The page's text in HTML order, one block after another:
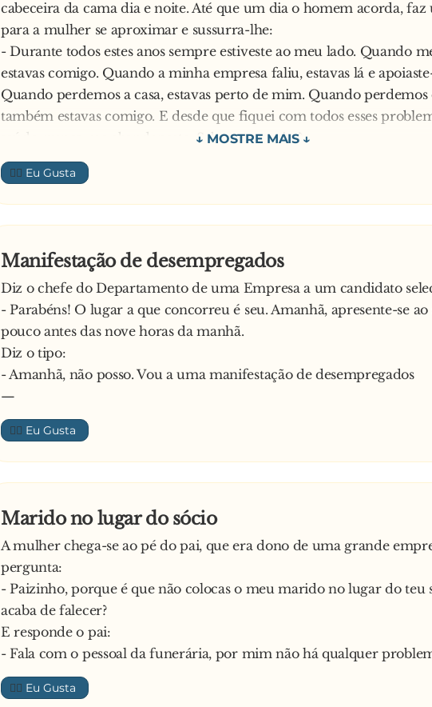
cabeceira da cama dia e noite. Até que um dia o homem acorda, faz
para a mulher se aproximar e sussurra-lhe:
- Durante todos estes anos sempre estiveste ao meu lado. Quando
estavas comigo. Quando a minha empresa faliu, estavas lá e
Quando perdemos a casa, estavas perto de mim. Quando perdemos
também estavas comigo. E desde que fiquei com todos esses
saúde, nunca me abandonaste. Sabes uma coisa?
Os olhos da mulher encheram-se de lágrimas:
- Diz amor
E diz o homem:
- Acho que você me dá azar!
👍🏼
Manifestação de desempregados
Diz o chefe do Departamento de uma Empresa a um candidato
- Parabéns! O lugar a que concorreu é seu. Amanhã, apresente-se
pouco antes das nove horas da manhã.
Diz o tipo:
- Amanhã, não posso. Vou a uma manifestação de desempregados
—
👍🏼
Marido no lugar do sócio
A mulher chega-se ao pé do pai, que era dono de uma grande
pergunta:
- Paizinho, porque é que não colocas o meu marido no lugar do teu
acaba de falecer?
E responde o pai:
- Fala com o pessoal da funerária, por mim não há qualquer
👍🏼